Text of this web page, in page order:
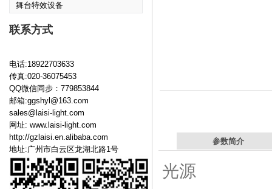
舞台特效设备
联系方式
电话:18922703633
传真:020-36075453
QQ微信同步：779853844
邮箱:ggshyl@163.com
sales@laisi-light.com
网址: www.laisi-light.com
http://gzlaisi.en.alibaba.com
地址:广州市白云区龙湖北路1号
参数简介
光源